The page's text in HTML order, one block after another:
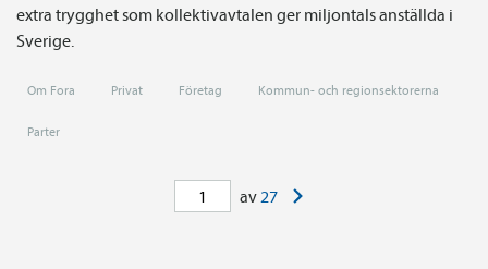
extra trygghet som kollektivavtalen ger miljontals anställda i
Sverige.
Om Fora Privat Företag Kommun- och regionsektorerna
Parter
av 27